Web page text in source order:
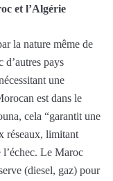
et l’Algérie
la nature même de
pays
une
est dans le
cela “garantit une
réseaux, limitant
l’échec. Le Maroc
(diesel, gaz) pour